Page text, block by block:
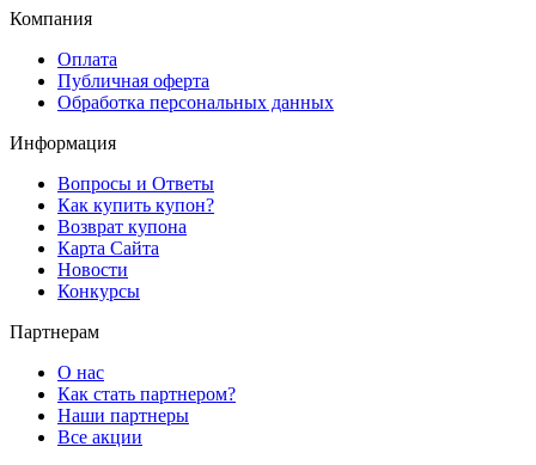
Компания
Оплата
Публичная оферта
Обработка персональных данных
Информация
Вопросы и Ответы
Как купить купон?
Возврат купона
Карта Сайта
Новости
Конкурсы
Партнерам
О нас
Как стать партнером?
Наши партнеры
Все акции